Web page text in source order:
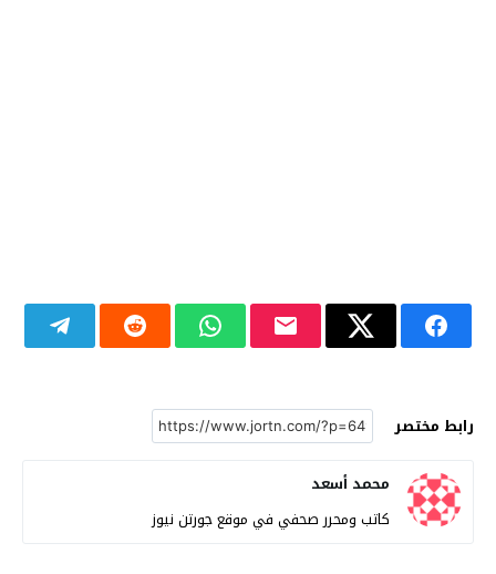
رابط مختصر
محمد أسعد
كاتب ومحرر صحفي في موقع جورتن نيوز